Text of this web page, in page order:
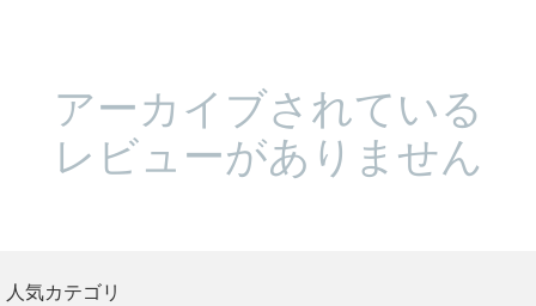
アーカイブされている
レビューがありません
人気カテゴリ